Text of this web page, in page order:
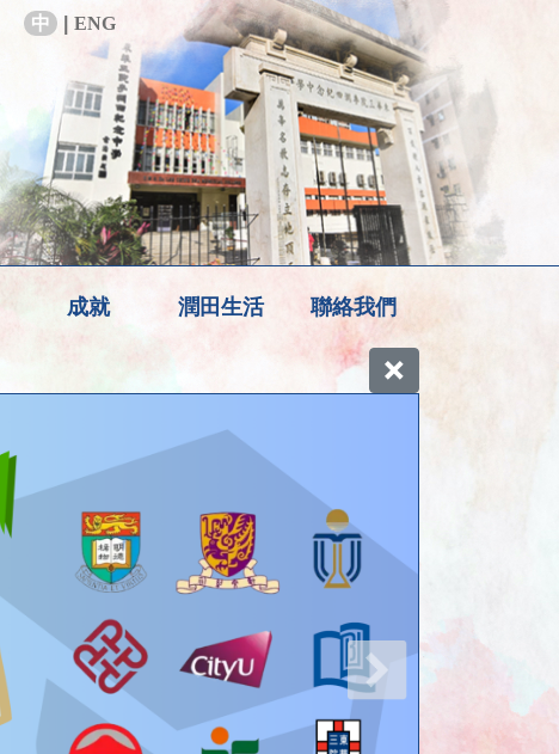
中 ENG
成就 潤田生活 聯絡我們